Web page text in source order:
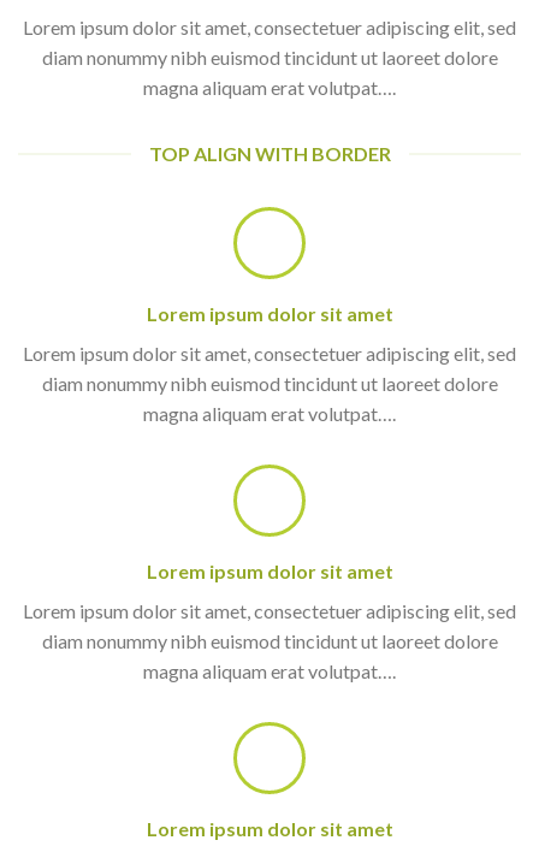
Lorem ipsum dolor sit amet, consectetuer adipiscing elit, sed
diam nonummy nibh euismod tincidunt ut laoreet dolore
magna aliquam erat volutpat….
TOP ALIGN WITH BORDER
Lorem ipsum dolor sit amet
Lorem ipsum dolor sit amet, consectetuer adipiscing elit, sed
diam nonummy nibh euismod tincidunt ut laoreet dolore
magna aliquam erat volutpat….
Lorem ipsum dolor sit amet
Lorem ipsum dolor sit amet, consectetuer adipiscing elit, sed
diam nonummy nibh euismod tincidunt ut laoreet dolore
magna aliquam erat volutpat….
Lorem ipsum dolor sit amet